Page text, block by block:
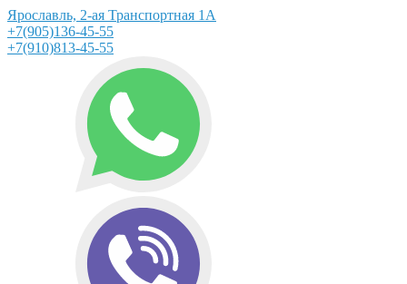
Ярославль, 2-ая Транспортная 1А
+7(905)136-45-55
+7(910)813-45-55